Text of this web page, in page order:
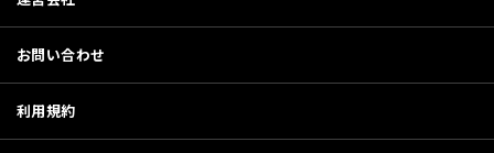
お問い合わせ
利用規約